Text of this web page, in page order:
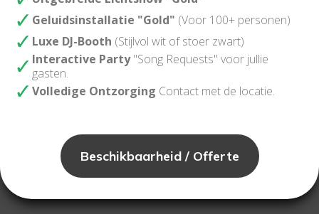
Geluidsinstallatie "Gold" (Voor 100+ personen)
Luxe DJ-Booth (Stijlvol wit of stoer zwart)
Interactive Party"Song Requests" voor jullie
gasten.
Volledige Ontzorging Contact met de locatie.
Beschikbaarheid / Offerte